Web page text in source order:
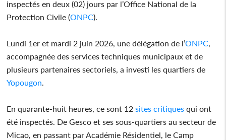
inspectés en deux (02) jours par l’Office National de la
Protection Civile (ONPC).
Lundi 1er et mardi 2 juin 2026, une délégation de l’ONPC
accompagnée des services techniques municipaux et de
plusieurs partenaires sectoriels, a investi les quartiers de
Yopougon
En quarante-huit heures, ce sont 12sites critiques qui ont
été inspectés. De Gesco et ses sous-quartiers au secteur de
Micao, en passant par Académie Résidentiel, le Camp